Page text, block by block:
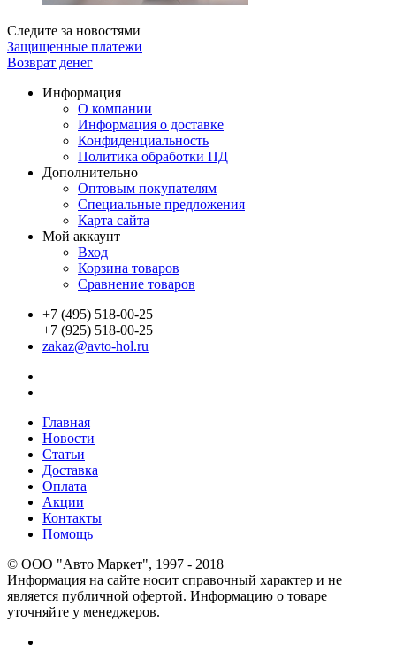
Следите за новостями
Защищенные платежи
Возврат денег
Информация
О компании
Информация о доставке
Конфиденциальность
Политика обработки ПД
Дополнительно
Оптовым покупателям
Специальные предложения
Карта сайта
Мой аккаунт
Вход
Корзина товаров
Сравнение товаров
+7 (495) 518-00-25
+7 (925) 518-00-25
zakaz@avto-hol.ru
Главная
Новости
Статьи
Доставка
Оплата
Акции
Контакты
Помощь
© OOO "Авто Маркет", 1997 - 2018
Информация на сайте носит справочный характер и не
является публичной офертой. Информацию о товаре
уточняйте у менеджеров.